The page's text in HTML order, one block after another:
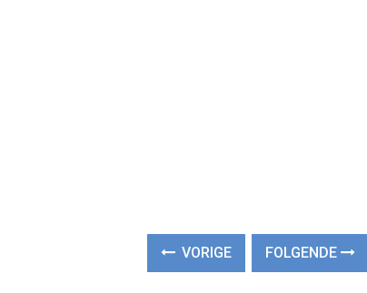
VORIGE FOLGENDE